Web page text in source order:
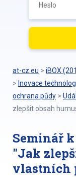
at-cz.eu > iBOX
> Inovace
ochrana půdy >
zlepšit obsah
Seminář
"Jak
vlastních